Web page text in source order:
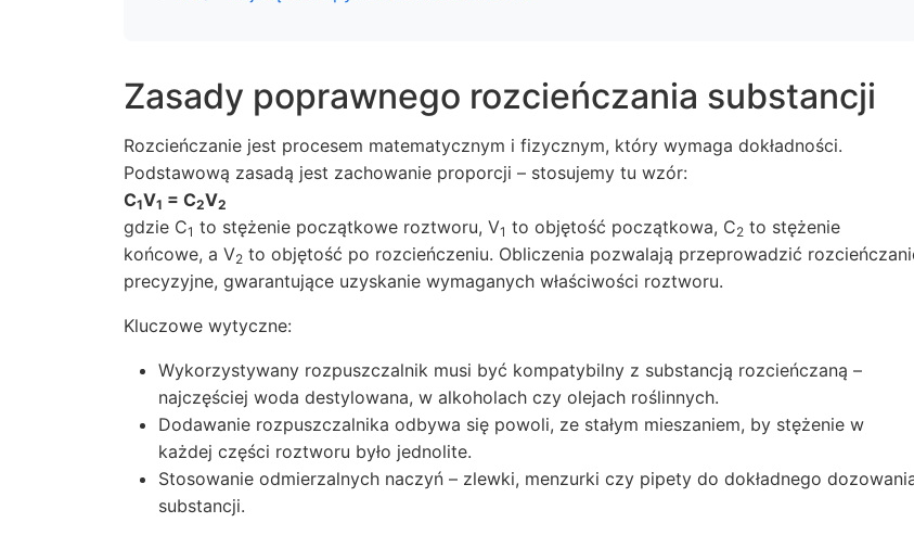
Zasady poprawnego rozcieńczania substancji
Rozcieńczanie jest procesem matematycznym i fizycznym, który wymaga dokładności.
Podstawową zasadą jest zachowanie proporcji – stosujemy tu wzór:
C1V1 = C2V2
gdzie C1 to stężenie początkowe roztworu, V1 to objętość początkowa, C2 to stężenie
końcowe, a V2 to objętość po rozcieńczeniu. Obliczenia pozwalają przeprowadzić
precyzyjne, gwarantujące uzyskanie wymaganych właściwości roztworu.
Kluczowe wytyczne:
Wykorzystywany rozpuszczalnik musi być kompatybilny z substancją rozcieńczaną –
najczęściej woda destylowana, w alkoholach czy olejach roślinnych.
Dodawanie rozpuszczalnika odbywa się powoli, ze stałym mieszaniem, by stężenie w
każdej części roztworu było jednolite.
Stosowanie odmierzalnych naczyń – zlewki, menzurki czy pipety do dokładnego
substancji.